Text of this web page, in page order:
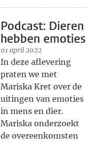
Podcast: Dieren
hebben emoties
01 april 2022
In deze aflevering
praten we met
Mariska Kret over de
uitingen van emoties
in mens en dier.
Mariska onderzoekt
de overeenkomsten